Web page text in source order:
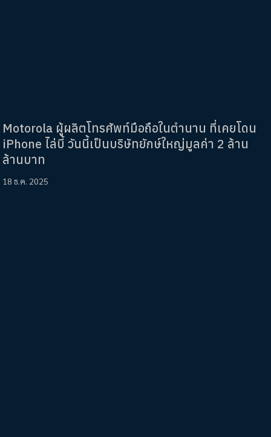
Motorola ผู้ผลิตโทรศัพท์มือถือในตำนาน ที่เคยโดน
iPhone ไล่บี้ วันนี้เป็นบริษัทยักษ์ใหญ่มูลค่า 2 ล้าน
ล้านบาท
18 ธ.ค. 2025